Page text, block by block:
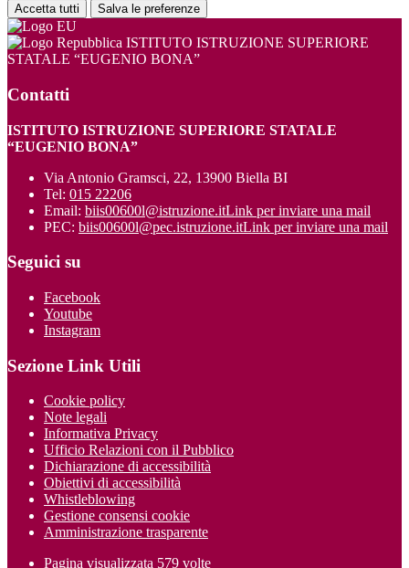
Accetta tutti Salva le preferenze
ISTITUTO ISTRUZIONE SUPERIORE
STATALE “EUGENIO BONA”
Contatti
ISTITUTO ISTRUZIONE SUPERIORE STATALE
“EUGENIO BONA”
Via Antonio Gramsci, 22, 13900 Biella BI
Tel: 015 22206
Email: biis00600l@istruzione.itLink per inviare una mail
PEC: biis00600l@pec.istruzione.itLink per inviare una mail
Seguici su
Facebook
Youtube
Instagram
Sezione Link Utili
Cookie policy
Note legali
Informativa Privacy
Ufficio Relazioni con il Pubblico
Dichiarazione di accessibilità
Obiettivi di accessibilità
Whistleblowing
Gestione consensi cookie
Amministrazione trasparente
Pagina visualizzata 579 volte